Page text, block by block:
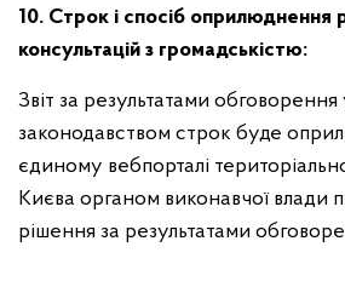
10. Строк і спосіб оприлюднення
консультацій з громадськістю:
Звіт за результатами
законодавством строк буде
єдиному вебпорталі
Києва органом виконавчої влади
рішення за результатами